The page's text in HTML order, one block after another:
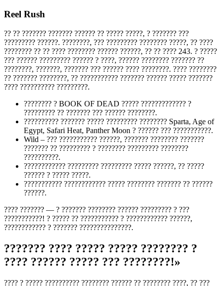
Reel Rush
?? ?? ??????? ??????? ?????? ?? ????? ?????, ? ??????? ???
????????? ??????. ????????, ??? ????????? ???????? ?????, ?? ????
???????? ?? ?? ???? ???????? ?????? ??????, ?? ?? ???? 243. ? ?????
??? ?????? ????????? ?????? ? ????, ?????? ???????? ??????? ??
????????, ???????, ??????? ??? ?????? ???? ????????. ???? ????????
?? ??????? ????????, ?? ??????????? ??????? ?????? ????? ???????
???? ?????????? ?????????.
???????? ? BOOK OF DEAD ????? ????????????? ?
????????? ?? ??????? ??? ?????? ????????.
?????????? ??????? ????? ????????? ???????? Sparta, Age of
Egypt, Safari Heat, Panther Moon ? ?????? ??? ???????????.
Wild – ??? ??????????? ??????, ??????? ???????? ???????
??????? ?? ????????? ? ???????? ????????? ????????
??????????.
???????????? ????????? ????????? ????? ??????, ?? ?????
?????? ? ????? ?????.
??????????? ???????????? ????? ???????? ??????? ?? ??????
??????.
???? ??????? — ? ??????? ???????? ?????? ????????? ? ???
???????????! ? ????? ?? ??????????? ? ???????????? ??????,
???????????? ? ??????? ???????????????.
??????? ???? ????? ????? ???????? ?
???? ?????? ????? ??? ????????!»
???? ? ????? ?????????? ???????? ?????? ?? ???????? ????, ?? ???